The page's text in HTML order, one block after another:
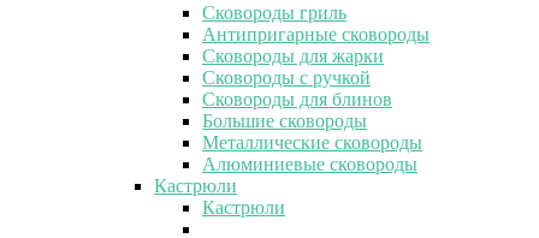
Сковороды гриль
Антипригарные сковороды
Сковороды для жарки
Сковороды с ручкой
Сковороды для блинов
Большие сковороды
Металлические сковороды
Алюминиевые сковороды
Кастрюли
Кастрюли